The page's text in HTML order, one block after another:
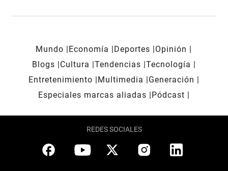
Mundo Economía Deportes
Opinión
Blogs
Cultura Tendencias Tecnología
Entretenimiento
Multimedia
Generación
Especiales marcas aliadas
Pódcast
REDES SOCIALES